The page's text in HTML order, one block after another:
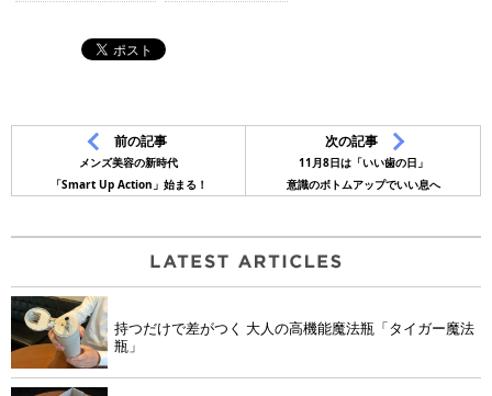
前の記事
メンズ美容の新時代
「Smart Up Action」始まる！
次の記事
11月8日は「いい歯の日」
意識のボトムアップでいい息へ
持つだけで差がつく 大人の高機能魔法瓶「タイガー魔法
瓶」